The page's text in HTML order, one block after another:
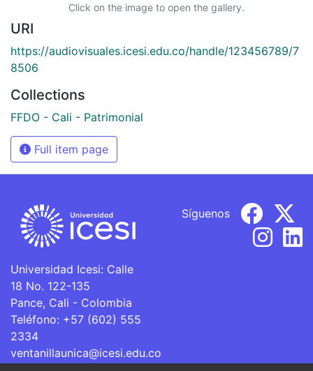
Click on the image to open the gallery.
URI
https://audiovisuales.icesi.edu.co/handle/123456789/7
8506
Collections
FFDO - Cali - Patrimonial
Full item page
Universidad Icesi: Calle
18 No. 122-135
Pance, Cali - Colombia
Teléfono: +57 (602) 555
2334
ventanillaunica@icesi.edu.co
Síguenos